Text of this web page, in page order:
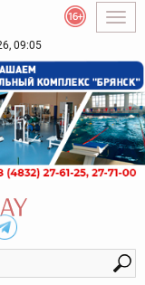
09:05